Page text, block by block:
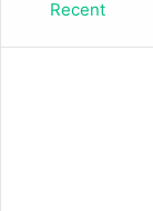
Recent